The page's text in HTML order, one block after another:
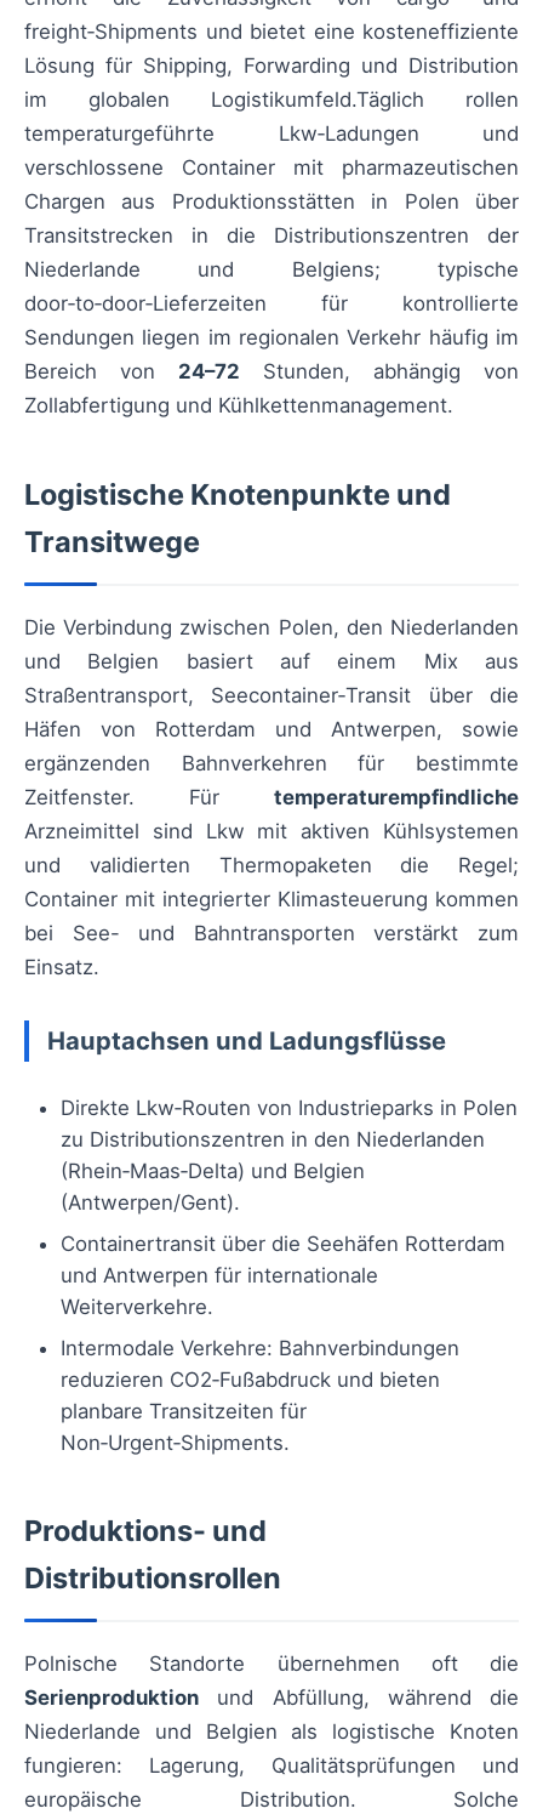
freight‑Shipments und bietet eine kosteneffiziente
Lösung für Shipping, Forwarding und Distribution
im globalen Logistikumfeld.Täglich rollen
temperaturgeführte Lkw‑Ladungen und
verschlossene Container mit pharmazeutischen
Chargen aus Produktionsstätten in Polen über
Transitstrecken in die Distributionszentren der
Niederlande und Belgiens; typische
door‑to‑door‑Lieferzeiten für kontrollierte
Sendungen liegen im regionalen Verkehr häufig im
Bereich von 24–72 Stunden, abhängig von
Zollabfertigung und Kühlkettenmanagement.
Logistische Knotenpunkte und
Transitwege
Die Verbindung zwischen Polen, den Niederlanden
und Belgien basiert auf einem Mix aus
Straßentransport, Seecontainer‑Transit über die
Häfen von Rotterdam und Antwerpen, sowie
ergänzenden Bahnverkehren für bestimmte
Zeitfenster. Für temperaturempfindliche
Arzneimittel sind Lkw mit aktiven Kühlsystemen
und validierten Thermopaketen die Regel;
Container mit integrierter Klimasteuerung kommen
bei See- und Bahntransporten verstärkt zum
Einsatz.
Hauptachsen und Ladungsflüsse
Direkte Lkw‑Routen von Industrieparks in Polen
zu Distributionszentren in den Niederlanden
(Rhein‑Maas‑Delta) und Belgien
(Antwerpen/Gent).
Containertransit über die Seehäfen Rotterdam
und Antwerpen für internationale
Weiterverkehre.
Intermodale Verkehre: Bahnverbindungen
reduzieren CO2‑Fußabdruck und bieten
planbare Transitzeiten für
Non‑Urgent‑Shipments.
Produktions- und
Distributionsrollen
Polnische Standorte übernehmen oft die
Serienproduktion und Abfüllung, während die
Niederlande und Belgien als logistische Knoten
fungieren: Lagerung, Qualitätsprüfungen und
europäische Distribution. Solche